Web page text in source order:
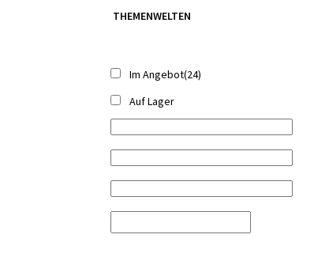
THEMENWELTEN
Im Angebot(24)
Auf Lager